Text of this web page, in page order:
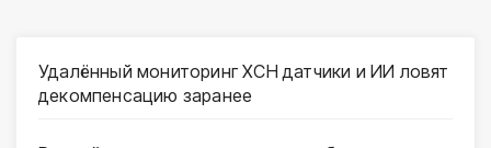
Удалённый мониторинг ХСН датчики и ИИ ловят
декомпенсацию заранее